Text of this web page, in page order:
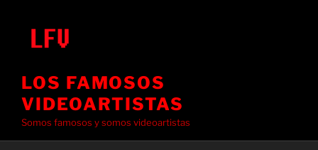
contenido
LOS FAMOSOS
VIDEOARTISTAS
Somos famosos y somos videoartistas